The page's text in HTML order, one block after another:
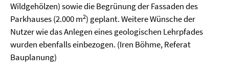
Wildgehölzen) sowie die Begrünung der Fassaden des
Parkhauses (2.000 m2) geplant. Weitere Wünsche der
Nutzer wie das Anlegen eines geologischen Lehrpfades
wurden ebenfalls einbezogen. (Iren Böhme, Referat
Bauplanung)